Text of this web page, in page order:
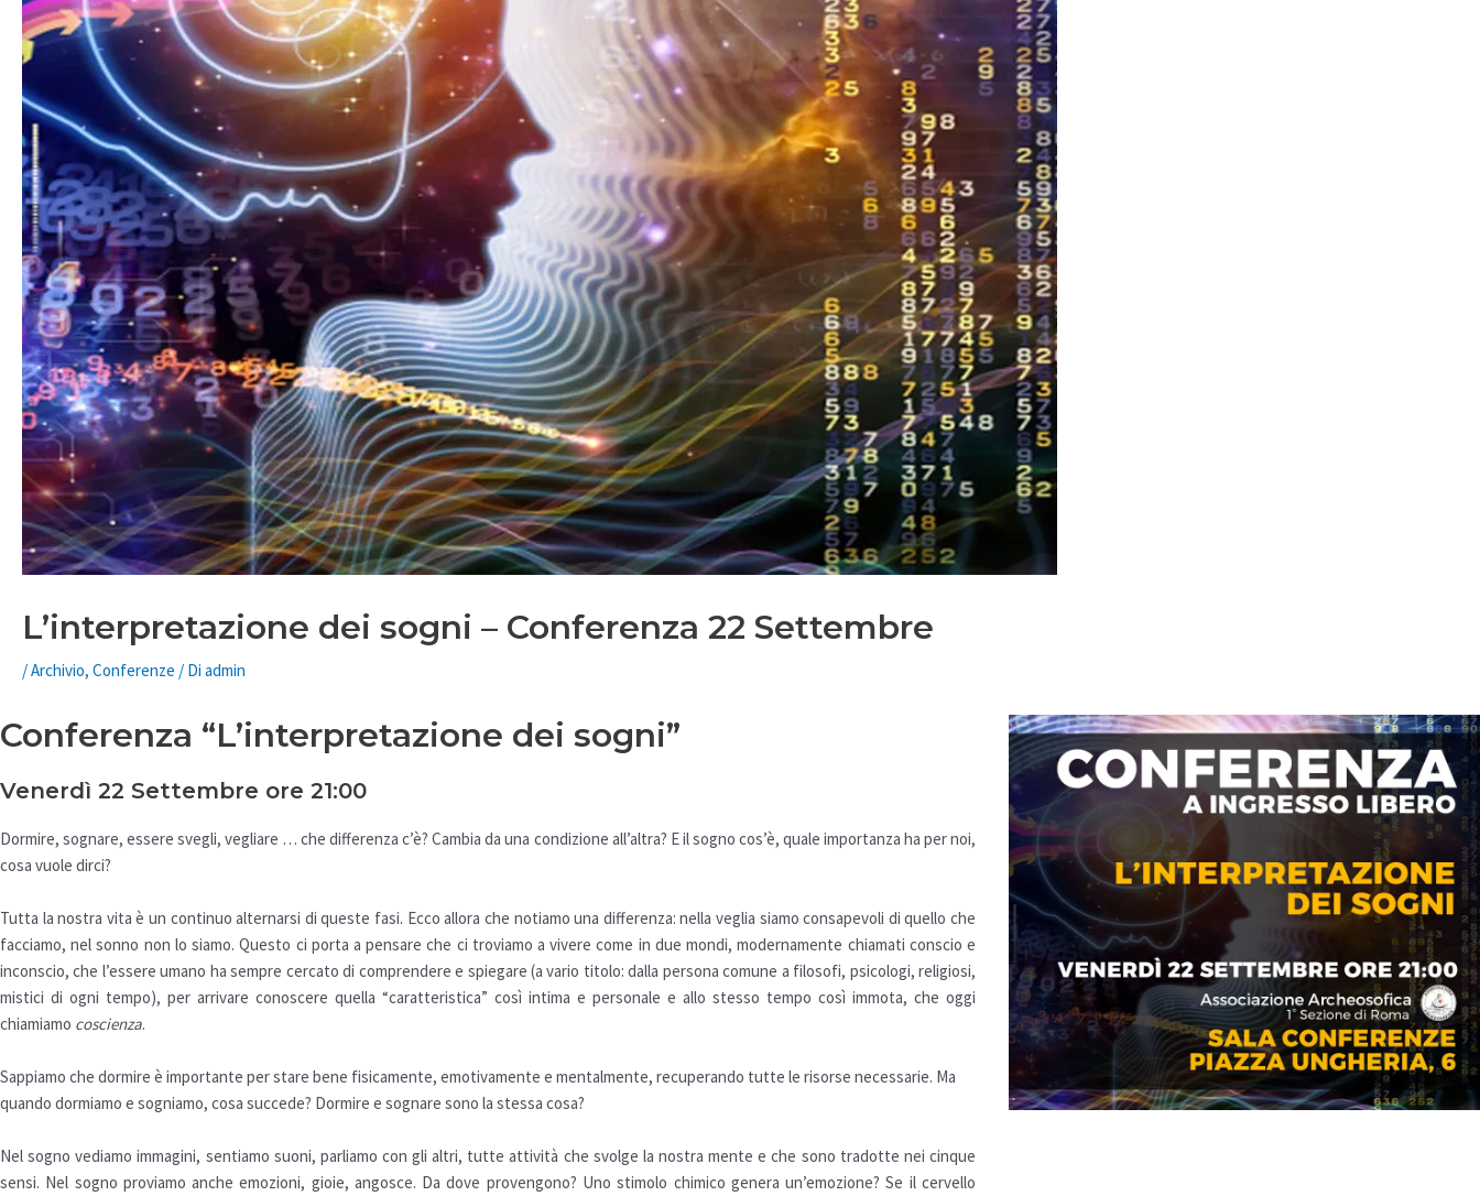
L’interpretazione dei sogni – Conferenza 22 Settembre
/Archivio, Conferenze / Di admin
Conferenza “L’interpretazione dei sogni”
Venerdì 22 Settembre ore 21:00
Dormire, sognare, essere svegli, vegliare … che differenza c’è? Cambia da una condizione all’altra? E il sogno cos’è, quale importanza ha per noi,
cosa vuole dirci?
Tutta la nostra vita è un continuo alternarsi di queste fasi. Ecco allora che notiamo una differenza: nella veglia siamo consapevoli di quello che
facciamo, nel sonno non lo siamo. Questo ci porta a pensare che ci troviamo a vivere come in due mondi, modernamente chiamati conscio e
inconscio, che l’essere umano ha sempre cercato di comprendere e spiegare (a vario titolo: dalla persona comune a filosofi, psicologi, religiosi,
mistici di ogni tempo), per arrivare conoscere quella “caratteristica” così intima e personale e allo stesso tempo così immota, che oggi
chiamiamo coscienza.
Sappiamo che dormire è importante per stare bene fisicamente, emotivamente e mentalmente, recuperando tutte le risorse necessarie. Ma
quando dormiamo e sogniamo, cosa succede? Dormire e sognare sono la stessa cosa?
Nel sogno vediamo immagini, sentiamo suoni, parliamo con gli altri, tutte attività che svolge la nostra mente e che sono tradotte nei cinque
sensi. Nel sogno proviamo anche emozioni, gioie, angosce. Da dove provengono? Uno stimolo chimico genera un’emozione? Se il cervello